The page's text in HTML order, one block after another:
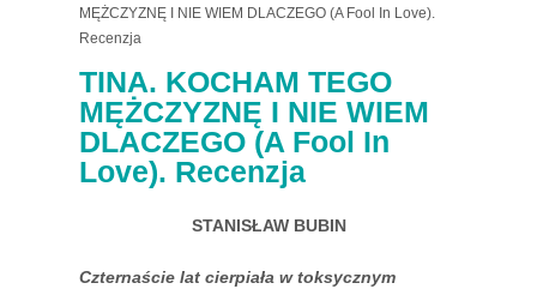
MĘŻCZYZNĘ I NIE WIEM DLACZEGO (A Fool In Love).
Recenzja
TINA. KOCHAM TEGO
MĘŻCZYZNĘ I NIE WIEM
DLACZEGO (A Fool In
Love). Recenzja
STANISŁAW BUBIN
Czternaście lat cierpiała w toksycznym